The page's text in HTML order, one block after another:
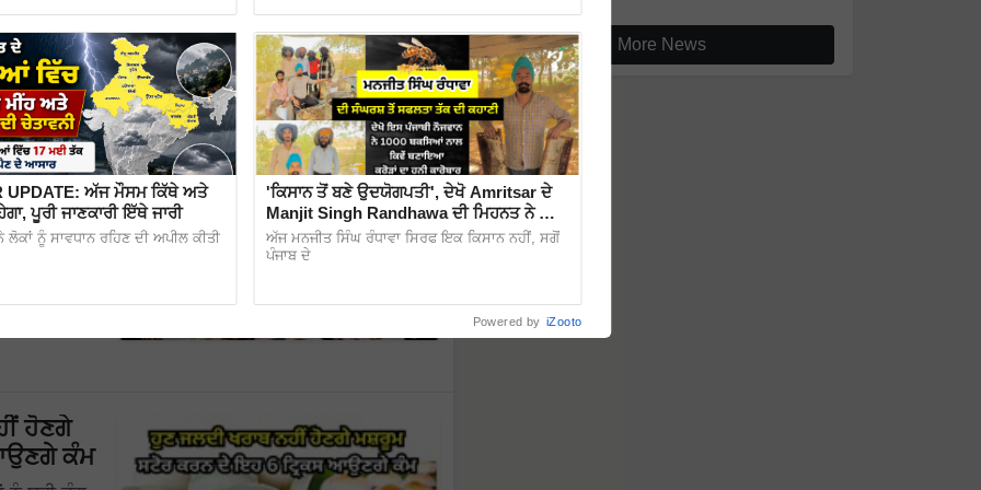
ਸਰੀਰਕ
ਬੱਚਿਆਂ
ਰੱਖਕੇ ਮਾਂ-
ਮੱਦਦ ਕਰ
ਹੋਣਗੇ
ਕੰਮ
More News
UPDATE: ਅੱਜ ਮੌਸਮ ਕਿੱਥੇ ਅਤੇ
ਪੂਰੀ ਜਾਣਕਾਰੀ ਇੱਥੇ ਜਾਰੀ
ਲੋਕਾਂ ਨੂੰ ਸਾਵਧਾਨ ਰਹਿਣ ਦੀ ਅਪੀਲ ਕੀਤੀ
'ਕਿਸਾਨ ਤੋਂ ਬਣੇ ਉਦਯੋਗਪਤੀ', ਦੇਖੋ Amritsar ਦੇ
Manjit Singh Randhawa ਦੀ ਮਿਹਨਤ ਨੇ ਕਿਵੇਂ
ਬਦਲੀ ਕਿਸਮਤ
ਅੱਜ ਮਨਜੀਤ ਸਿੰਘ ਰੰਧਾਵਾ ਸਿਰਫ ਇਕ ਕਿਸਾਨ ਨਹੀਂ, ਸਗੋਂ
ਪੰਜਾਬ ਦੇ
Powered by iZooto